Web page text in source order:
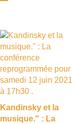
Kandinsky et la
musique." : La